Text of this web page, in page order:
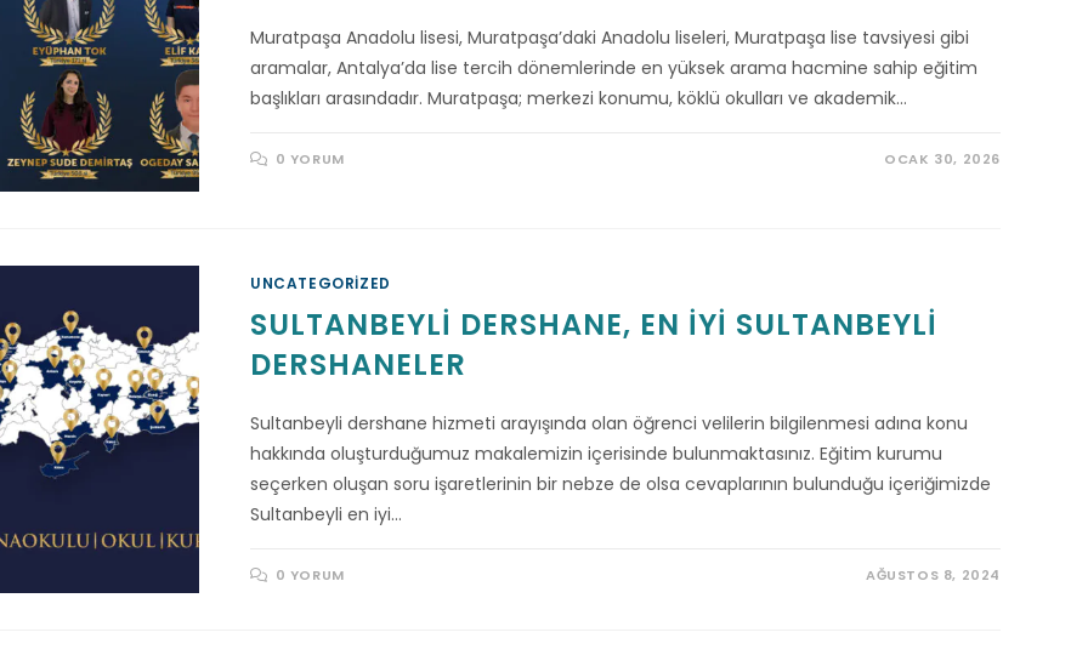
Muratpaşa Anadolu lisesi, Muratpaşa’daki Anadolu liseleri, Muratpaşa lise tavsiyesi gibi
aramalar, Antalya’da lise tercih dönemlerinde en yüksek arama hacmine sahip eğitim
başlıkları arasındadır. Muratpaşa; merkezi konumu, köklü okulları ve akademik…
0 YORUM OCAK 30, 2026
UNCATEGORIZED
SULTANBEYLI DERSHANE, EN İYI SULTANBEYLI
DERSHANELER
Sultanbeyli dershane hizmeti arayışında olan öğrenci velilerin bilgilenmesi adına konu
hakkında oluşturduğumuz makalemizin içerisinde bulunmaktasınız. Eğitim kurumu
seçerken oluşan soru işaretlerinin bir nebze de olsa cevaplarının bulunduğu içeriğimizde
Sultanbeyli en iyi…
0 YORUM AĞUSTOS 8, 2024